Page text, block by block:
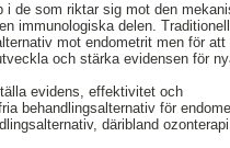
i de som riktar sig mot den
immunologiska delen.
mot endometrit men för att
och stärka evidensen för
evidens, effektivitet och
behandlingsalternativ för
däribland